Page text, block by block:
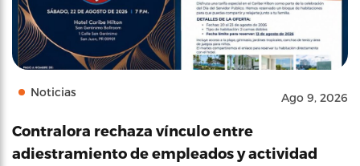
Noticias Ago 9, 2026
Contralora rechaza vínculo entre
adiestramiento de empleados y actividad